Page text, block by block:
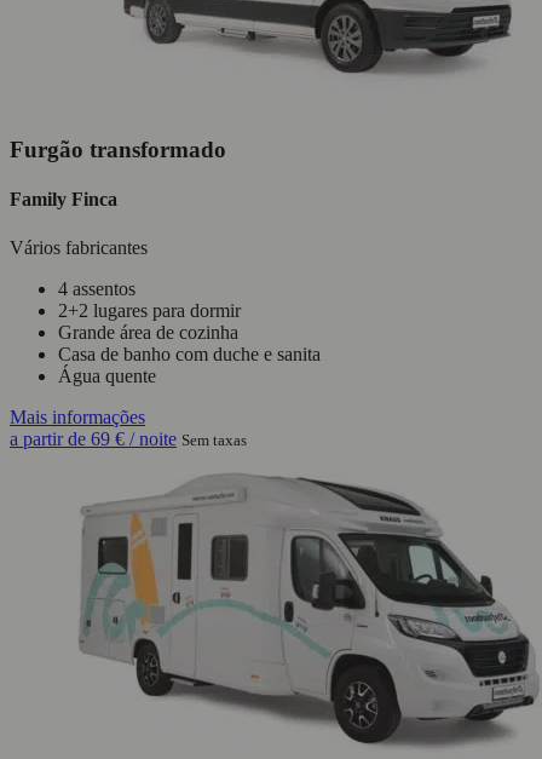
Furgão transformado
Family Finca
Vários fabricantes
4 assentos
2+2 lugares para dormir
Grande área de cozinha
Casa de banho com duche e sanita
Água quente
Mais informações
a partir de 69 € / noite Sem taxas